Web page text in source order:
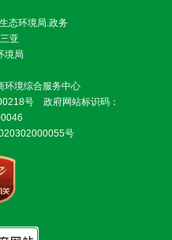
态环境局.政务
亚
境局
环境综合服务中心
号
政府网站标识码：
号